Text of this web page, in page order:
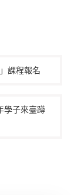
課程報名
學子來臺蹲